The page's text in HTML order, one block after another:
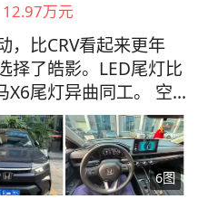
补贴，裸车价谈到了
，保险5000元，落地
格我还是挺满意的。不
左右，市区拥堵路段
能低到6升多 。这个油
来也能省不少钱。
我不太满意的地方，
12.97万元
，比CRV看起来更年
择了皓影。LED尾灯比
X6尾灯异曲同工。 空
乘客坐第三排也不会
的mm理念不是盖的。
金字招牌之一。 不
亮且分散，经常晚上以
6图